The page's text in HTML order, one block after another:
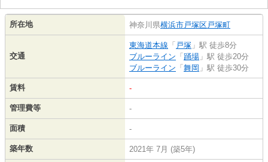
所在地 神奈川県横浜市戸塚区戸塚町
交通
東海道本線 「 戸塚 」駅 徒歩8分
ブルーライン 「 踊場 」駅 徒歩20分
ブルーライン 「 舞岡 」駅 徒歩30分
賃料 -
管理費等 -
面積 -
築年数 2021年 7月 (築5年)